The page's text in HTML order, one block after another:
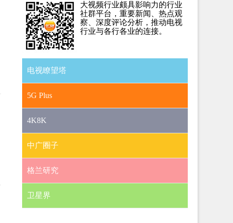
大视频行业颇具影响力的行业
社群平台，重要新闻、热点观
察、深度评论分析，推动电视
行业与各行各业的连接。
电视瞭望塔
5G Plus
4K8K
中广圈子
格兰研究
卫星界